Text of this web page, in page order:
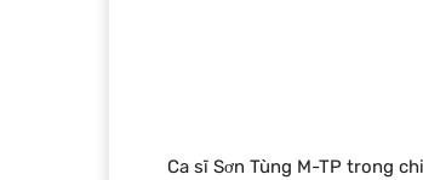
Ca sĩ Sơn Tùng M-TP trong